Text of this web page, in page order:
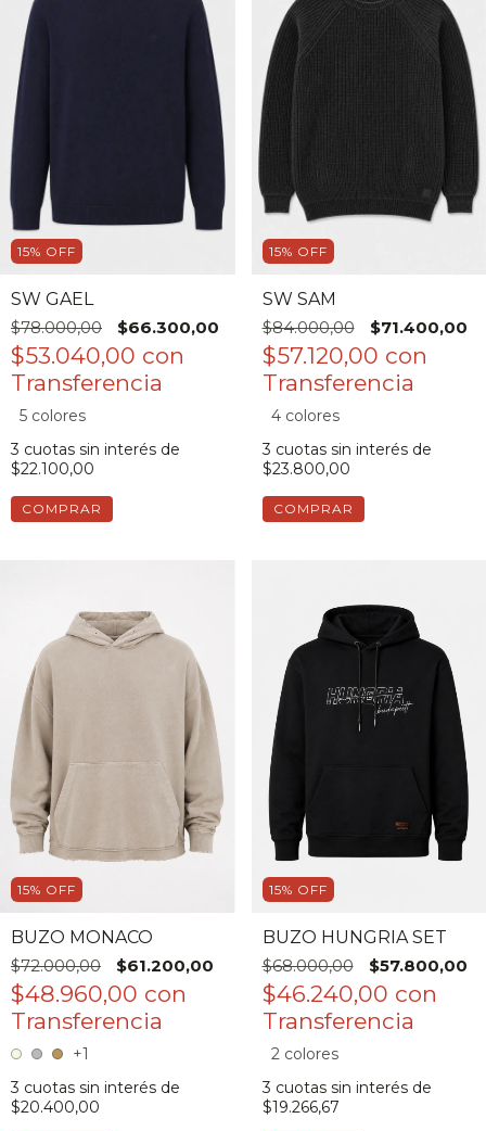
15% OFF
SW GAEL
$78.000,00
$66.300,00
$53.040,00 con
5 colores
3 cuotas sin interés de
$22.100,00
COMPRAR
15% OFF
SW SAM
$84.000,00
$71.400,00
$57.120,00 con
4 colores
3 cuotas sin interés de
$23.800,00
COMPRAR
15% OFF
BUZO MONACO
$72.000,00
$61.200,00
$48.960,00 con
+1
3 cuotas sin interés de
$20.400,00
15% OFF
BUZO HUNGRIA SET
$68.000,00
$57.800,00
$46.240,00 con
2 colores
3 cuotas sin interés de
$19.266,67